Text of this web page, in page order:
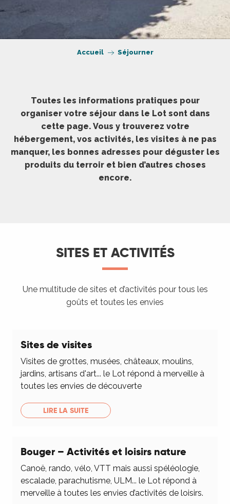
Accueil Séjourner
Toutes les informations pratiques pour
organiser votre séjour dans le Lot sont dans
cette page. Vous y trouverez votre
hébergement, vos activités, les visites à ne pas
manquer, les bonnes adresses pour déguster les
produits du terroir et bien d’autres choses
encore.
SITES ET ACTIVITÉS
Une multitude de sites et d’activités pour tous les
goûts et toutes les envies
Sites de visites
Visites de grottes, musées, châteaux, moulins,
jardins, artisans d'art... le Lot répond à merveille à
toutes les envies de découverte
LIRE LA SUITE
Bouger – Activités et loisirs nature
Canoë, rando, vélo, VTT mais aussi spéléologie,
escalade, parachutisme, ULM... le Lot répond à
merveille à toutes les envies d’activités de loisirs.